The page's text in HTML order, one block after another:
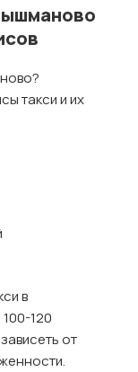
такси и их
в
120
от